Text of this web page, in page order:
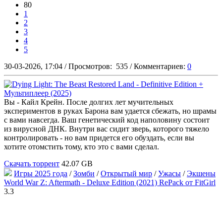
80
1
2
3
4
5
30-03-2026, 17:04 / Просмотров: 535 / Комментариев: 0
Вы - Кайл Крейн. После долгих лет мучительных
экспериментов в руках Барона вам удается сбежать, но шрамы
с вами навсегда. Ваш генетический код наполовину состоит
из вирусной ДНК. Внутри вас сидит зверь, которого тяжело
контролировать - но вам придется его обуздать, если вы
хотите отомстить тому, кто это с вами сделал.
Скачать торрент 42.07 GB
Игры 2025 года /Зомби /Открытый мир /Ужасы /Экшены
World War Z: Aftermath - Deluxe Edition (2021) RePack от FitGirl
3.3